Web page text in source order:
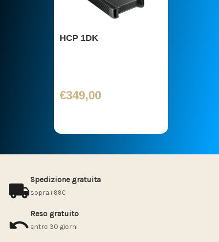
HCP 1DK
€349,00
Spedizione gratuita
sopra i 99€
Reso gratuito
entro 30 giorni